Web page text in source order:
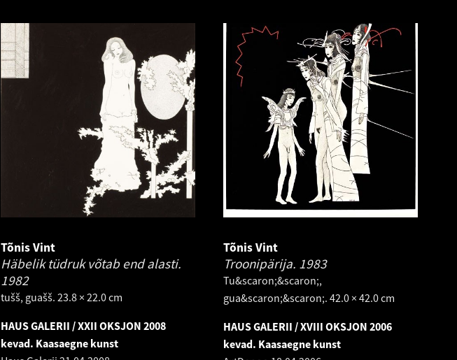
Tõnis Vint
Häbelik tüdruk võtab end alasti.
1982
tušš, guašš. 23.8 × 22.0 cm
HAUS GALERII / XXII OKSJON 2008
kevad. Kaasaegne kunst
Tõnis Vint
Troonipärija. 1983
Tu&scaron;&scaron;,
gua&scaron;&scaron;. 42.0 × 42.0 cm
HAUS GALERII / XVIII OKSJON 2006
kevad. Kaasaegne kunst